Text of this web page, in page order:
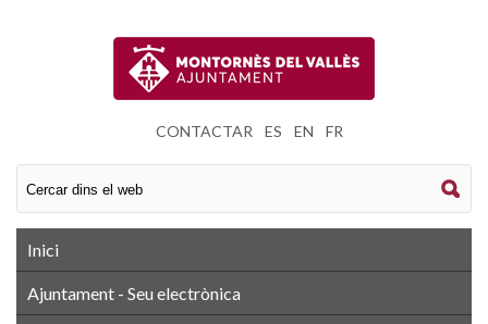
CONTACTAR ES EN FR
Inici
Ajuntament - Seu electrònica